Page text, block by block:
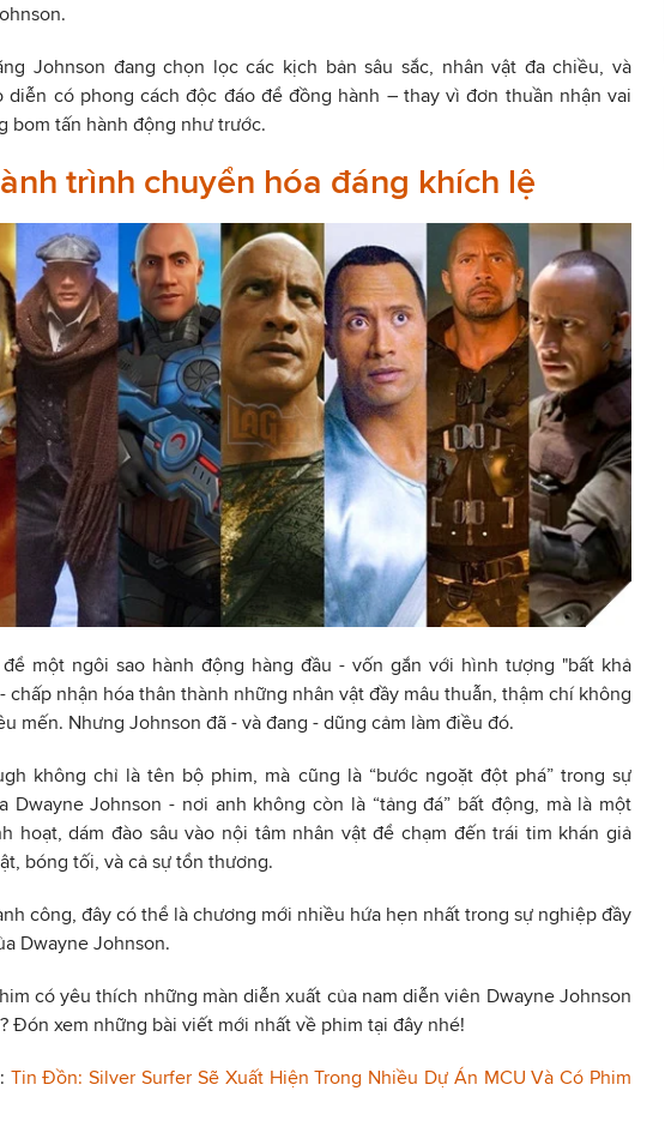
Johnson đang chọn lọc các kịch bản sâu sắc, nhân vật đa chiều, và
diễn có phong cách độc đáo để đồng hành – thay vì đơn thuần nhận vai
bom tấn hành động như trước.
trình chuyển hóa đáng khích lệ
một ngôi sao hành động hàng đầu - vốn gắn với hình tượng "bất khả
chấp nhận hóa thân thành những nhân vật đầy mâu thuẫn, thậm chí không
mến. Nhưng Johnson đã - và đang - dũng cảm làm điều đó.
không chỉ là tên bộ phim, mà cũng là “bước ngoặt đột phá” trong sự
Dwayne Johnson - nơi anh không còn là “tảng đá” bất động, mà là một
hoạt, dám đào sâu vào nội tâm nhân vật để chạm đến trái tim khán giả
bóng tối, và cả sự tổn thương.
công, đây có thể là chương mới nhiều hứa hẹn nhất trong sự nghiệp đầy
Dwayne Johnson.
có yêu thích những màn diễn xuất của nam diễn viên Dwayne Johnson
Đón xem những bài viết mới nhất về phim tại đây nhé!
Tin Đồn: Silver Surfer Sẽ Xuất Hiện Trong Nhiều Dự Án MCU Và Có Phim